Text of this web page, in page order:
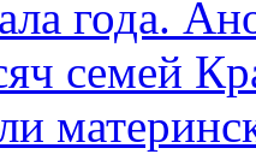
года.
семей